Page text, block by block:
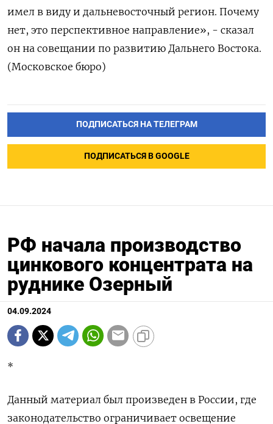
имел в виду и дальневосточный регион. Почему
нет, это перспективное направление», - сказал
он на совещании по развитию Дальнего Востока.
(Московское бюро)
ПОДПИСАТЬСЯ НА ТЕЛЕГРАМ
ПОДПИСАТЬСЯ В GOOGLE
РФ начала производство
цинкового концентрата на
руднике Озерный
04.09.2024
*
Данный материал был произведен в России, где
законодательство ограничивает освещение